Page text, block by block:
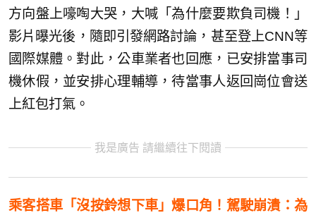
方向盤上嚎啕大哭，大喊「為什麼要欺負司機！」
影片曝光後，隨即引發網路討論，甚至登上CNN等
國際媒體。對此，公車業者也回應，已安排當事司
機休假，並安排心理輔導，待當事人返回崗位會送
上紅包打氣。
我是廣告 請繼續往下閱讀
乘客搭車「沒按鈴想下車」爆口角！駕駛崩潰：為